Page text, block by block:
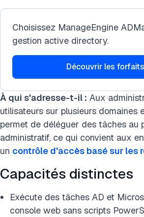
Choisissez ManageEngine
gestion active directory.
Découvrir les forfaits
À qui s'adresse-t-il : Aux
utilisateurs sur plusieurs domaines
permet de déléguer des tâches au
administratif, ce qui convient aux
un contrôle d'accès basé sur les
Capacités distinctes
Exécute des tâches AD et
console web sans scripts